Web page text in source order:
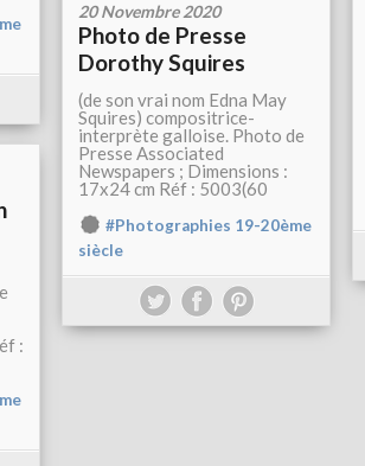
20 Novembre 2020
Photo de Presse
Dorothy Squires
(de son vrai nom Edna May
Squires) compositrice-
interprète galloise. Photo de
Presse Associated
Newspapers ; Dimensions :
17x24 cm Réf : 5003(60
#Photographies 19-20ème
siècle
: